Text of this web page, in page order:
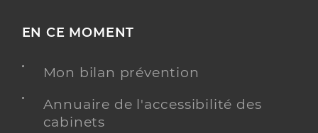
EN CE MOMENT
Mon bilan prévention
Annuaire de l'accessibilité des
cabinets